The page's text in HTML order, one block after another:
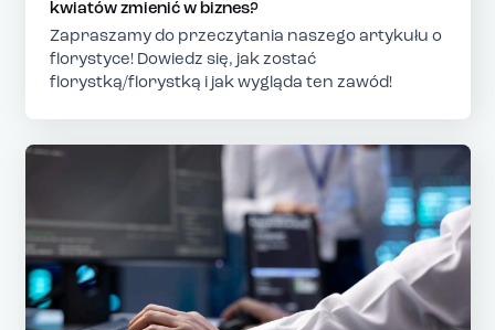
kwiatów zmienić w biznes?
Zapraszamy do przeczytania naszego artykułu o
florystyce! Dowiedz się, jak zostać
florystką/florystką i jak wygląda ten zawód!